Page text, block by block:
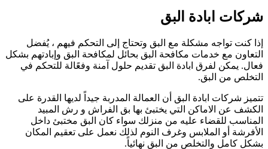
ابادة البق
كنت تواجه مشكلة مع البق وتحتاج إلى التحكم فيهم ، يُفضل
مع خدمات مكافحة البق بحائل لمكافحة البق وإبادتهم بشكل
يمكن لفرق ابادة البق تقديم حلول آمنة وفعًالة للتحكم في
من البق.
شركات ابادة البق أن العمالة المدربة جيداً لديها القدرة على
عن الاماكن التي يختبئ بها بق الفراش و رش المبيد
للقضاء عليه من منزلك سواء كان البق مختبئ داخل
أو الملابس وغرف النوم لذلك نعمل على تعقيم المكان
كامل والتخلص من البق نهائياً.